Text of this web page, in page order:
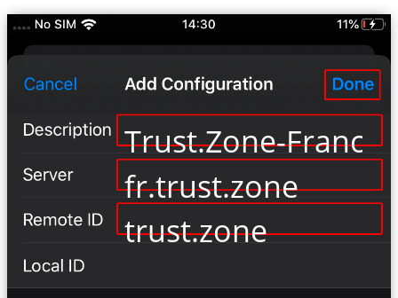
Trust.Zone-France
fr.trust.zone
trust.zone